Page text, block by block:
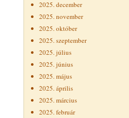
2025. december
2025. november
2025. október
2025. szeptember
2025. július
2025. június
2025. május
2025. április
2025. március
2025. február